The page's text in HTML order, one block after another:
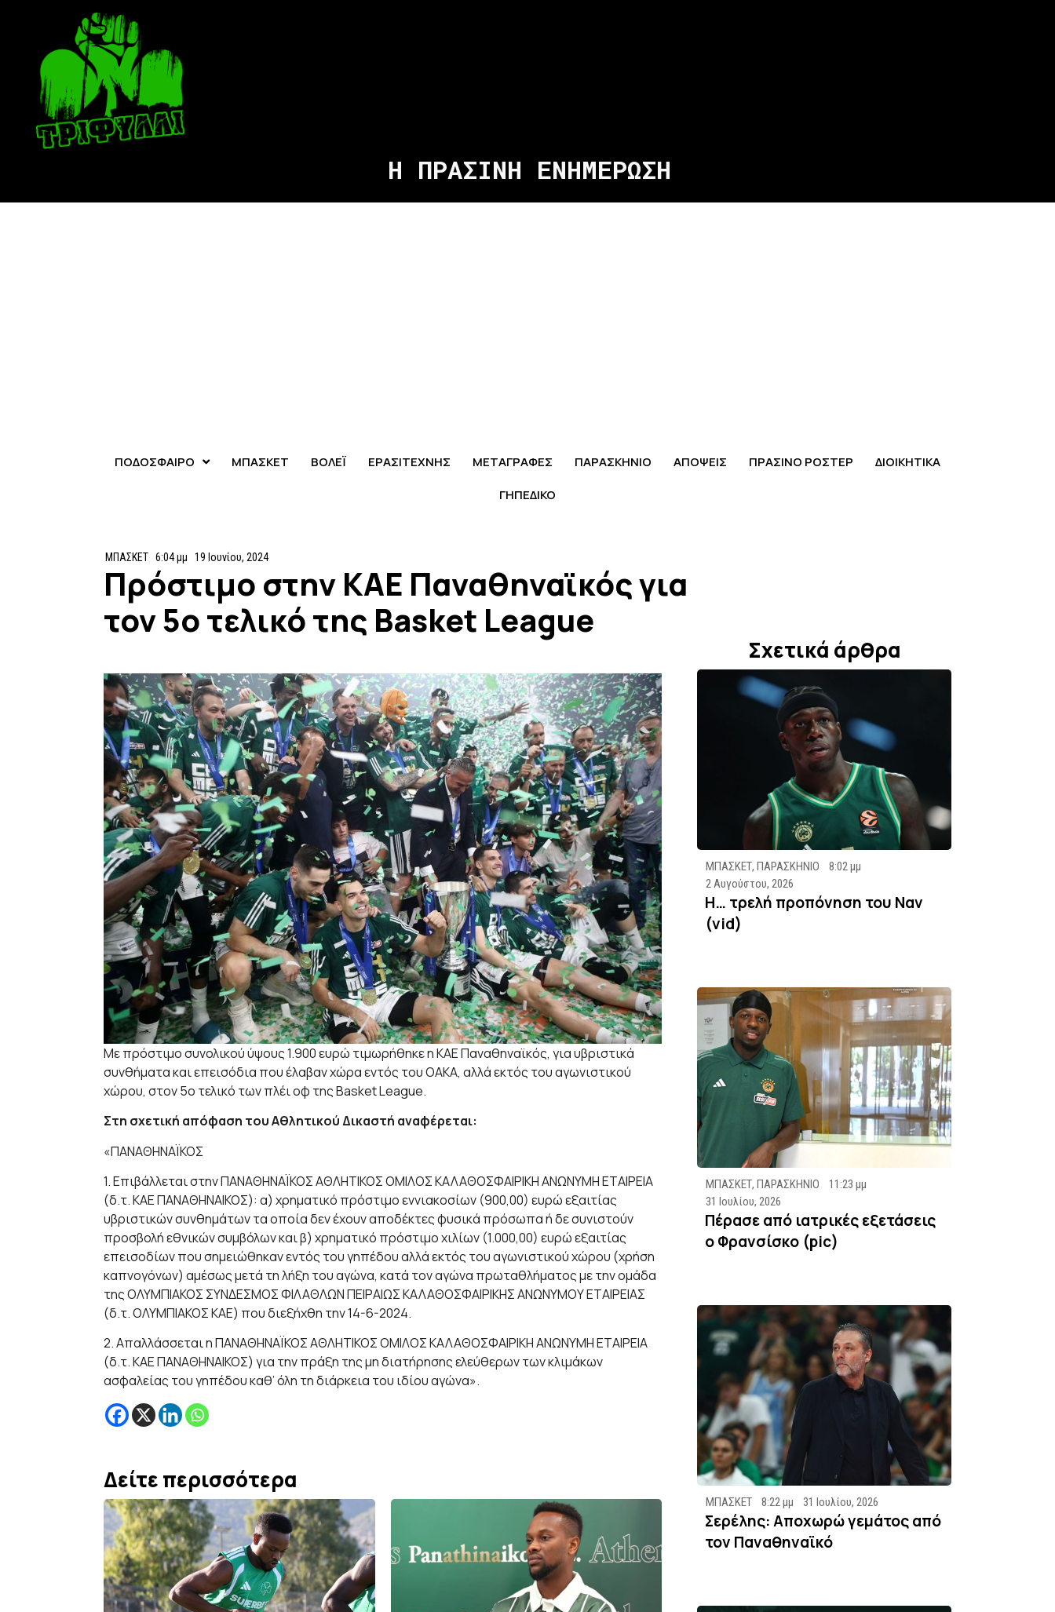
Η ΠΡΑΣΙΝΗ ΕΝΗΜΕΡΩΣΗ
ΠΟΔΟΣΦΑΙΡΟ ΜΠΑΣΚΕΤ ΒΟΛΕΪ ΕΡΑΣΙΤΕΧΝΗΣ ΜΕΤΑΓΡΑΦΕΣ ΠΑΡΑΣΚΗΝΙΟ ΑΠΟΨΕΙΣ ΠΡΑΣΙΝΟ ΡΟΣΤΕΡ
ΔΙΟΙΚΗΤΙΚΑ
ΓΗΠΕΔΙΚΟ
ΜΠΑΣΚΕΤ 6:04 μμ 19 Ιουνίου, 2024
Πρόστιμο στην ΚΑΕ Παναθηναϊκός για
τον 5ο τελικό της Basket League
Mε πρόστιμο συνολικού ύψους 1.900 ευρώ τιμωρήθηκε η ΚΑΕ Παναθηναϊκός, για υβριστικά
συνθήματα και επεισόδια που έλαβαν χώρα εντός του ΟΑΚΑ, αλλά εκτός του αγωνιστικού
χώρου, στον 5ο τελικό των πλέι οφ της Basket League.
Στη σχετική απόφαση του Αθλητικού Δικαστή αναφέρεται:
«ΠΑΝΑΘΗΝΑΪΚΟΣ
1. Επιβάλλεται στην ΠΑΝΑΘΗΝΑΪΚΟΣ ΑΘΛΗΤΙΚΟΣ ΟΜΙΛΟΣ ΚΑΛΑΘΟΣΦΑΙΡΙΚΗ ΑΝΩΝΥΜΗ ΕΤΑΙΡΕΙΑ
(δ.τ. ΚΑΕ ΠΑΝΑΘΗΝΑΙΚΟΣ): α) χρηματικό πρόστιμο εννιακοσίων (900,00) ευρώ εξαιτίας
υβριστικών συνθημάτων τα οποία δεν έχουν αποδέκτες φυσικά πρόσωπα ή δε συνιστούν
προσβολή εθνικών συμβόλων και β) χρηματικό πρόστιμο χιλίων (1.000,00) ευρώ εξαιτίας
επεισοδίων που σημειώθηκαν εντός του γηπέδου αλλά εκτός του αγωνιστικού χώρου (χρήση
καπνογόνων) αμέσως μετά τη λήξη του αγώνα, κατά τον αγώνα πρωταθλήματος με την ομάδα
της ΟΛΥΜΠΙΑΚΟΣ ΣΥΝΔΕΣΜΟΣ ΦΙΛΑΘΛΩΝ ΠΕΙΡΑΙΩΣ ΚΑΛΑΘΟΣΦΑΙΡΙΚΗΣ ΑΝΩΝΥΜΟΥ ΕΤΑΙΡΕΙΑΣ
(δ.τ. ΟΛΥΜΠΙΑΚΟΣ ΚΑΕ) που διεξήχθη την 14-6-2024.
2. Απαλλάσσεται η ΠΑΝΑΘΗΝΑΪΚΟΣ ΑΘΛΗΤΙΚΟΣ ΟΜΙΛΟΣ ΚΑΛΑΘΟΣΦΑΙΡΙΚΗ ΑΝΩΝΥΜΗ ΕΤΑΙΡΕΙΑ
(δ.τ. ΚΑΕ ΠΑΝΑΘΗΝΑΙΚΟΣ) για την πράξη της μη διατήρησης ελεύθερων των κλιμάκων
ασφαλείας του γηπέδου καθ’ όλη τη διάρκεια του ιδίου αγώνα».
Δείτε περισσότερα
Σχετικά άρθρα
ΜΠΑΣΚΕΤ, ΠΑΡΑΣΚΗΝΙΟ
8:02 μμ
2 Αυγούστου, 2026
Η… τρελή προπόνηση του Ναν
(vid)
ΜΠΑΣΚΕΤ, ΠΑΡΑΣΚΗΝΙΟ
11:23 μμ
31 Ιουλίου, 2026
Πέρασε από ιατρικές εξετάσεις
ο Φρανσίσκο (pic)
ΜΠΑΣΚΕΤ 8:22 μμ 31 Ιουλίου, 2026
Σερέλης: Αποχωρώ γεμάτος από
τον Παναθηναϊκό